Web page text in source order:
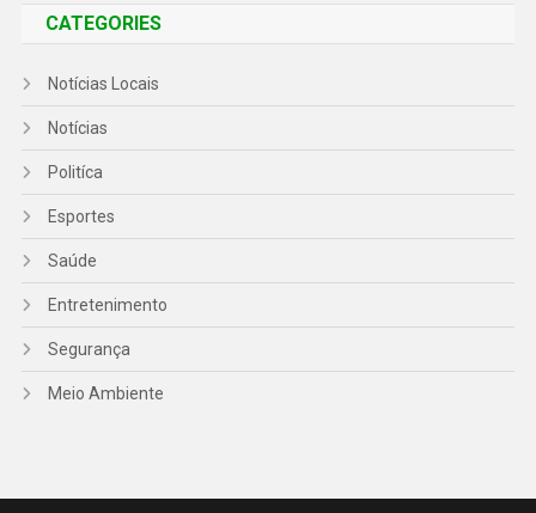
CATEGORIES
Notícias Locais
Notícias
Politíca
Esportes
Saúde
Entretenimento
Segurança
Meio Ambiente